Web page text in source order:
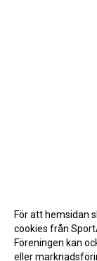
För att hemsidan
cookies från
Föreningen kan
eller